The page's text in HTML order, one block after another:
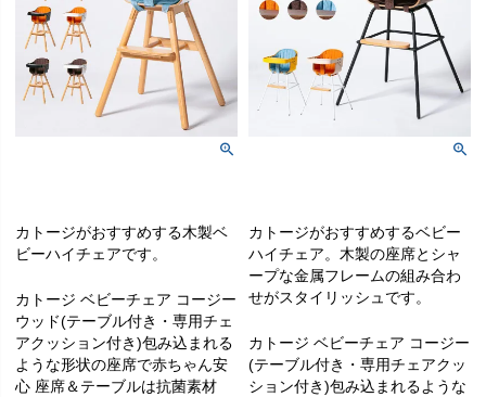
カトージがおすすめする木製ベ
ビーハイチェアです。
カトージ ベビーチェア コージー
ウッド(テーブル付き・専用チェ
アクッション付き)包み込まれる
ような形状の座席で赤ちゃん安
心 座席＆テーブルは抗菌素材
カトージがおすすめするベビー
ハイチェア。木製の座席とシャ
ープな金属フレームの組み合わ
せがスタイリッシュです。
カトージ ベビーチェア コージー
(テーブル付き・専用チェアクッ
ション付き)包み込まれるような